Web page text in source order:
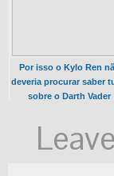
Por isso o Kylo Ren
deveria procurar saber
sobre o Darth Vader